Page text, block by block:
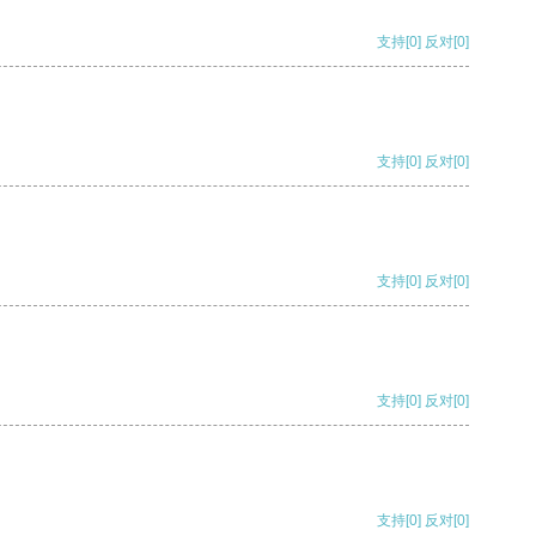
支持[0] 反对[0]
支持[0] 反对[0]
支持[0] 反对[0]
支持[0] 反对[0]
支持[0] 反对[0]